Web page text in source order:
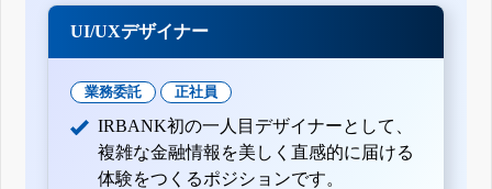
UI/UXデザイナー
業務委託 正社員
IRBANK初の一人目デザイナーとして、
複雑な金融情報を美しく直感的に届ける
体験をつくるポジションです。